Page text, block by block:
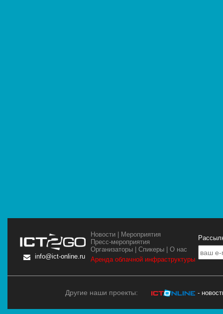
info@ict-online.ru
Новости
Мероприятия
Пресс-мероприятия
Организаторы |Спикеры |О нас
Аренда облачной инфраструктуры
Другие наши проекты: -